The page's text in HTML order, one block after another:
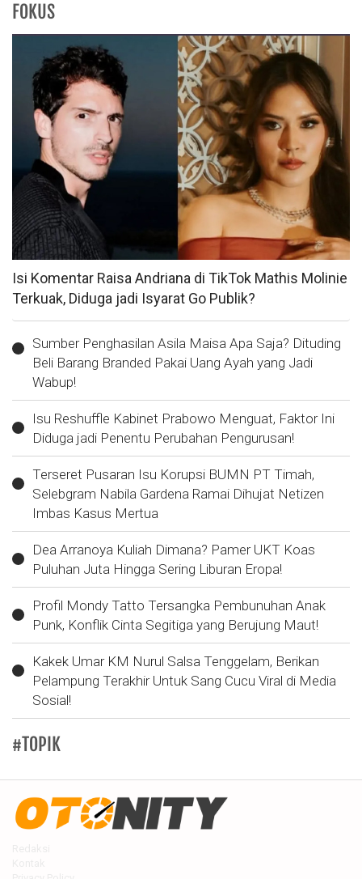
FOKUS
Isi Komentar Raisa Andriana di TikTok Mathis Molinie
Terkuak, Diduga jadi Isyarat Go Publik?
Sumber Penghasilan Asila Maisa Apa Saja? Dituding
Beli Barang Branded Pakai Uang Ayah yang Jadi
Wabup!
Isu Reshuffle Kabinet Prabowo Menguat, Faktor Ini
Diduga jadi Penentu Perubahan Pengurusan!
Terseret Pusaran Isu Korupsi BUMN PT Timah,
Selebgram Nabila Gardena Ramai Dihujat Netizen
Imbas Kasus Mertua
Dea Arranoya Kuliah Dimana? Pamer UKT Koas
Puluhan Juta Hingga Sering Liburan Eropa!
Profil Mondy Tatto Tersangka Pembunuhan Anak
Punk, Konflik Cinta Segitiga yang Berujung Maut!
Kakek Umar KM Nurul Salsa Tenggelam, Berikan
Pelampung Terakhir Untuk Sang Cucu Viral di Media
Sosial!
#TOPIK